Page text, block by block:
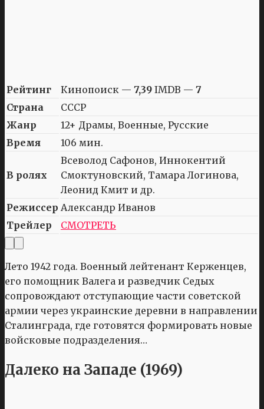
Рейтинг Кинопоиск — 7,39 IMDB — 7
Страна
СССР
Жанр
12+ Драмы, Военные, Русские
Время
106 мин.
В ролях
Всеволод Сафонов, Иннокентий
Смоктуновский, Тамара Логинова,
Леонид Кмит и др.
Режиссер Александр Иванов
Трейлер
СМОТРЕТЬ
Лето 1942 года. Военный лейтенант Керженцев,
его помощник Валега и разведчик Седых
сопровождают отступающие части советской
армии через украинские деревни в направлении
Сталинграда, где готовятся формировать новые
войсковые подразделения…
Далеко на Западе (1969)